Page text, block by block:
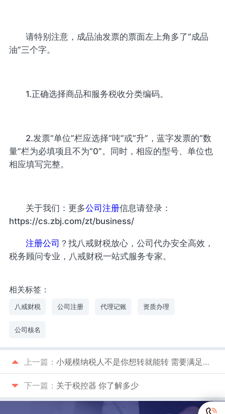
请特别注意，成品油发票的票面左上角多了“成品
油”三个字。
1.正确选择商品和服务税收分类编码。
2.发票“单位”栏应选择“吨”或“升”，蓝字发票的“数
量”栏为必填项且不为“0”。同时，相应的型号、单位也
相应填写完整。
关于我们：更多公司注册信息请登录：
https://cs.zbj.com/zt/business/
注册公司 ？找八戒财税放心，公司代办安全高效，
税务顾问专业，八戒财税一站式服务专家。
相关标签：
八戒财税 公司注册 代理记账 资质办理
公司核名
上一篇： 小规模纳税人不是你想转就能转 需要满足这些条件
下一篇： 关于税控器 你了解多少